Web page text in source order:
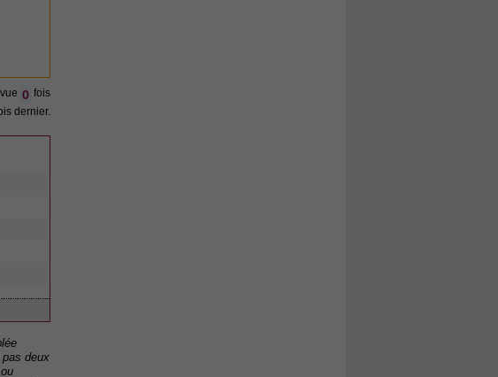
0 fois
dernier.
deux